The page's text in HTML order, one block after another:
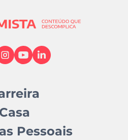
Casa
Pessoais